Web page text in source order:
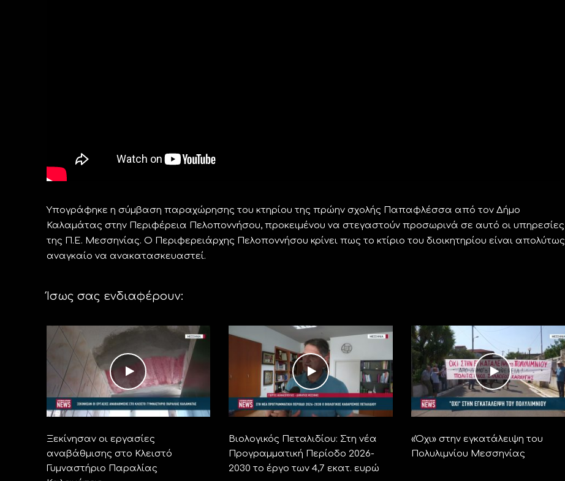
Υπογράφηκε η σύμβαση παραχώρησης του κτηρίου της πρώην σχολής Παπαφλέσσα από τον Δήμο
Καλαμάτας στην Περιφέρεια Πελοποννήσου, προκειμένου να στεγαστούν προσωρινά σε αυτό οι υπηρεσίες
της Π.Ε. Μεσσηνίας. Ο Περιφερειάρχης Πελοποννήσου κρίνει πως το κτίριο του διοικητηρίου είναι απολύτως
αναγκαίο να ανακατασκευαστεί.
Ίσως σας ενδιαφέρουν:
Ξεκίνησαν οι εργασίες
αναβάθμισης στο Κλειστό
Γυμναστήριο Παραλίας
Βιολογικός Πεταλιδίου: Στη νέα
Προγραμματική Περίοδο 2026-
2030 το έργο των 4,7 εκατ. ευρώ
«Όχι» στην εγκατάλειψη του
Πολυλιμνίου Μεσσηνίας